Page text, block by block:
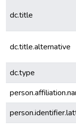
dc.title
dc.title.alternative
dc.type